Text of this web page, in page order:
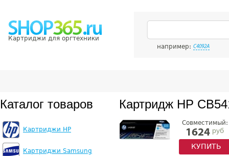
Картриджи для оргтехники
например: C4092A
Каталог товаров
Картриджи HP
Картриджи Samsung
Картридж HP
Совместимый:
1624 руб
КУПИТЬ